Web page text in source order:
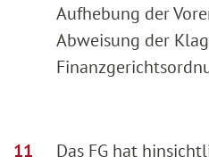
Aufhebung der
Abweisung der
Das FG hat